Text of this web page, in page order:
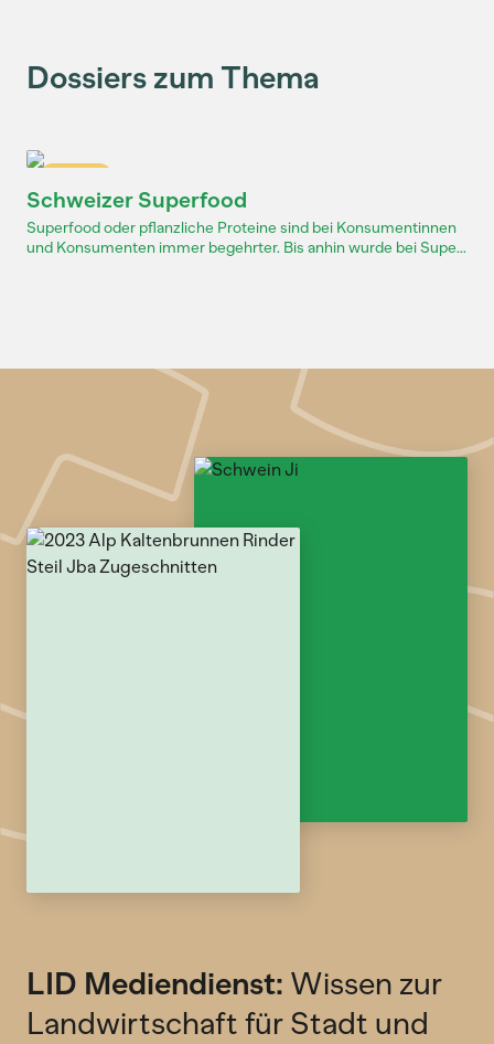
Dossiers zum Thema
Schweizer Superfood
Superfood oder pflanzliche Proteine sind bei Konsumentinnen
und Konsumenten immer begehrter. Bis anhin wurde bei Supe...
LID Mediendienst: Wissen zur
Landwirtschaft für Stadt und